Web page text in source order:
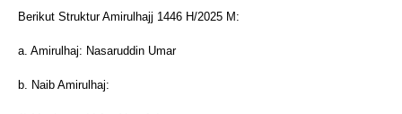
Berikut Struktur Amirulhajj 1446 H/2025 M:
a. Amirulhaj: Nasaruddin Umar
b. Naib Amirulhaj: